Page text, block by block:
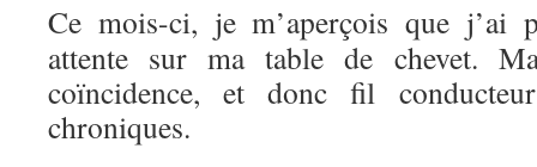
Ce mois-ci, je m’aperçois que j’ai
attente sur ma table de chevet.
coïncidence, et donc fil
chroniques.